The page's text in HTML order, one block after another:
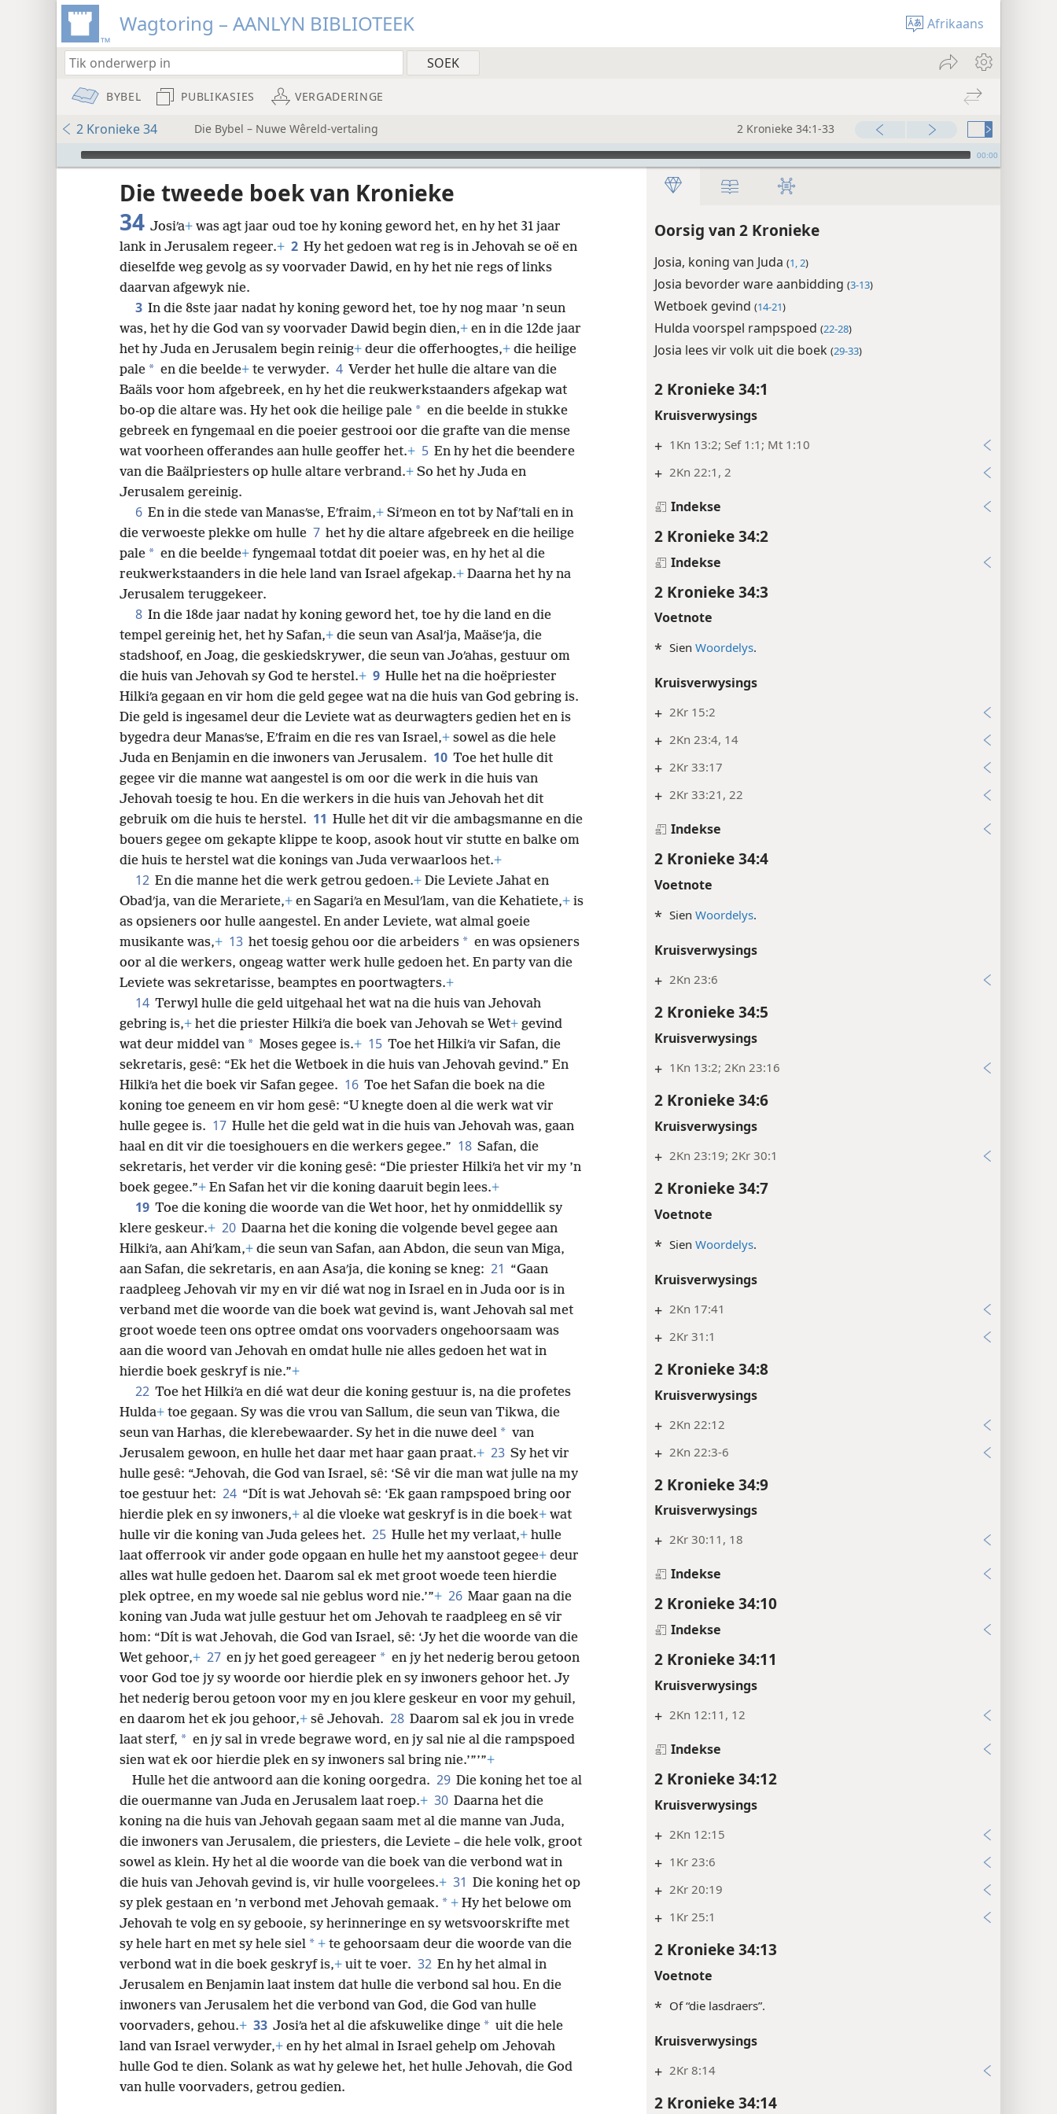
Wagtoring – AANLYN BIBLIOTEEK Afrikaans
BYBEL PUBLIKASIES VERGADERINGE
2 Kronieke 34 Die Bybel – Nuwe Wêreld-vertaling 2 Kronieke 34:1-33
Audio Player 00:00
Oorsig van 2 Kronieke
Josia, koning van Juda (1, 2)
Josia bevorder ware aanbidding (3-13)
Wetboek gevind (14-21)
Hulda voorspel rampspoed (22-28)
Josia lees vir volk uit die boek (29-33)
2 Kronieke 34:1
Kruisverwysings
+ 1Kn 13:2; Sef 1:1; Mt 1:10
+ 2Kn 22:1, 2
Indekse
2 Kronieke 34:2
Indekse
2 Kronieke 34:3
Voetnote
* SienWoordelys.
Kruisverwysings
+ 2Kr 15:2
+ 2Kn 23:4, 14
+ 2Kr 33:17
+ 2Kr 33:21, 22
Indekse
2 Kronieke 34:4
Voetnote
* SienWoordelys.
Kruisverwysings
+ 2Kn 23:6
2 Kronieke 34:5
Kruisverwysings
+ 1Kn 13:2; 2Kn 23:16
2 Kronieke 34:6
Kruisverwysings
+ 2Kn 23:19; 2Kr 30:1
2 Kronieke 34:7
Voetnote
* SienWoordelys.
Kruisverwysings
+ 2Kn 17:41
+ 2Kr 31:1
2 Kronieke 34:8
Kruisverwysings
+ 2Kn 22:12
+ 2Kn 22:3-6
2 Kronieke 34:9
Kruisverwysings
+ 2Kr 30:11, 18
Indekse
2 Kronieke 34:10
Indekse
2 Kronieke 34:11
Kruisverwysings
+ 2Kn 12:11, 12
Indekse
2 Kronieke 34:12
Kruisverwysings
+ 2Kn 12:15
+ 1Kr 23:6
+ 2Kr 20:19
+ 1Kr 25:1
2 Kronieke 34:13
Voetnote
* Of “die lasdraers”.
Kruisverwysings
+ 2Kr 8:14
2 Kronieke 34:14
Die tweede boek van Kronieke
34 Josiʹa+ was agt jaar oud toe hy koning geword het, en hy het 31 jaar
lank in Jerusalem regeer.+ 2 Hy het gedoen wat reg is in Jehovah se oë en
dieselfde weg gevolg as sy voorvader Dawid, en hy het nie regs of links
daarvan afgewyk nie.
3 In die 8ste jaar nadat hy koning geword het, toe hy nog maar ’n seun
was, het hy die God van sy voorvader Dawid begin dien,+ en in die 12de jaar
het hy Juda en Jerusalem begin reinig+ deur die offerhoogtes,+ die heilige
pale * en die beelde+ te verwyder. 4 Verder het hulle die altare van die
Baäls voor hom afgebreek, en hy het die reukwerkstaanders afgekap wat
bo-op die altare was. Hy het ook die heilige pale * en die beelde in stukke
gebreek en fyngemaal en die poeier gestrooi oor die grafte van die mense
wat voorheen offerandes aan hulle geoffer het.+ 5 En hy het die beendere
van die Baälpriesters op hulle altare verbrand.+ So het hy Juda en
Jerusalem gereinig.
6 En in die stede van Manasʹse, Eʹfraim,+ Siʹmeon en tot by Nafʹtali en in
die verwoeste plekke om hulle 7 het hy die altare afgebreek en die heilige
pale * en die beelde+ fyngemaal totdat dit poeier was, en hy het al die
reukwerkstaanders in die hele land van Israel afgekap.+ Daarna het hy na
Jerusalem teruggekeer.
8 In die 18de jaar nadat hy koning geword het, toe hy die land en die
tempel gereinig het, het hy Safan,+ die seun van Asalʹja, Maäseʹja, die
stadshoof, en Joag, die geskiedskrywer, die seun van Joʹahas, gestuur om
die huis van Jehovah sy God te herstel.+ 9 Hulle het na die hoëpriester
Hilkiʹa gegaan en vir hom die geld gegee wat na die huis van God gebring is.
Die geld is ingesamel deur die Leviete wat as deurwagters gedien het en is
bygedra deur Manasʹse, Eʹfraim en die res van Israel,+ sowel as die hele
Juda en Benjamin en die inwoners van Jerusalem. 10 Toe het hulle dit
gegee vir die manne wat aangestel is om oor die werk in die huis van
Jehovah toesig te hou. En die werkers in die huis van Jehovah het dit
gebruik om die huis te herstel. 11 Hulle het dit vir die ambagsmanne en die
bouers gegee om gekapte klippe te koop, asook hout vir stutte en balke om
die huis te herstel wat die konings van Juda verwaarloos het.+
12 En die manne het die werk getrou gedoen.+ Die Leviete Jahat en
Obadʹja, van die Merariete,+ en Sagariʹa en Mesulʹlam, van die Kehatiete,+ is
as opsieners oor hulle aangestel. En ander Leviete, wat almal goeie
musikante was,+ 13 het toesig gehou oor die arbeiders * en was opsieners
oor al die werkers, ongeag watter werk hulle gedoen het. En party van die
Leviete was sekretarisse, beamptes en poortwagters.+
14 Terwyl hulle die geld uitgehaal het wat na die huis van Jehovah
gebring is,+ het die priester Hilkiʹa die boek van Jehovah se Wet+ gevind
wat deur middel van * Moses gegee is.+ 15 Toe het Hilkiʹa vir Safan, die
sekretaris, gesê: “Ek het die Wetboek in die huis van Jehovah gevind.” En
Hilkiʹa het die boek vir Safan gegee. 16 Toe het Safan die boek na die
koning toe geneem en vir hom gesê: “U knegte doen al die werk wat vir
hulle gegee is. 17 Hulle het die geld wat in die huis van Jehovah was, gaan
haal en dit vir die toesighouers en die werkers gegee.” 18 Safan, die
sekretaris, het verder vir die koning gesê: “Die priester Hilkiʹa het vir my ’n
boek gegee.”+ En Safan het vir die koning daaruit begin lees.+
19 Toe die koning die woorde van die Wet hoor, het hy onmiddellik sy
klere geskeur.+ 20 Daarna het die koning die volgende bevel gegee aan
Hilkiʹa, aan Ahiʹkam,+ die seun van Safan, aan Abdon, die seun van Miga,
aan Safan, die sekretaris, en aan Asaʹja, die koning se kneg: 21 “Gaan
raadpleeg Jehovah vir my en vir dié wat nog in Israel en in Juda oor is in
verband met die woorde van die boek wat gevind is, want Jehovah sal met
groot woede teen ons optree omdat ons voorvaders ongehoorsaam was
aan die woord van Jehovah en omdat hulle nie alles gedoen het wat in
hierdie boek geskryf is nie.”+
22 Toe het Hilkiʹa en dié wat deur die koning gestuur is, na die profetes
Hulda+ toe gegaan. Sy was die vrou van Sallum, die seun van Tikwa, die
seun van Harhas, die klerebewaarder. Sy het in die nuwe deel * van
Jerusalem gewoon, en hulle het daar met haar gaan praat.+ 23 Sy het vir
hulle gesê: “Jehovah, die God van Israel, sê: ‘Sê vir die man wat julle na my
toe gestuur het: 24 “Dít is wat Jehovah sê: ‘Ek gaan rampspoed bring oor
hierdie plek en sy inwoners,+ al die vloeke wat geskryf is in die boek+ wat
hulle vir die koning van Juda gelees het. 25 Hulle het my verlaat,+ hulle
laat offerrook vir ander gode opgaan en hulle het my aanstoot gegee+ deur
alles wat hulle gedoen het. Daarom sal ek met groot woede teen hierdie
plek optree, en my woede sal nie geblus word nie.’”+ 26 Maar gaan na die
koning van Juda wat julle gestuur het om Jehovah te raadpleeg en sê vir
hom: “Dít is wat Jehovah, die God van Israel, sê: ‘Jy het die woorde van die
Wet gehoor,+ 27 en jy het goed gereageer * en jy het nederig berou getoon
voor God toe jy sy woorde oor hierdie plek en sy inwoners gehoor het. Jy
het nederig berou getoon voor my en jou klere geskeur en voor my gehuil,
en daarom het ek jou gehoor,+ sê Jehovah. 28 Daarom sal ek jou in vrede
laat sterf, * en jy sal in vrede begrawe word, en jy sal nie al die rampspoed
sien wat ek oor hierdie plek en sy inwoners sal bring nie.’”’”+
Hulle het die antwoord aan die koning oorgedra. 29 Die koning het toe al
die ouermanne van Juda en Jerusalem laat roep.+ 30 Daarna het die
koning na die huis van Jehovah gegaan saam met al die manne van Juda,
die inwoners van Jerusalem, die priesters, die Leviete – die hele volk, groot
sowel as klein. Hy het al die woorde van die boek van die verbond wat in
die huis van Jehovah gevind is, vir hulle voorgelees.+ 31 Die koning het op
sy plek gestaan en ’n verbond met Jehovah gemaak. * + Hy het belowe om
Jehovah te volg en sy gebooie, sy herinneringe en sy wetsvoorskrifte met
sy hele hart en met sy hele siel * + te gehoorsaam deur die woorde van die
verbond wat in die boek geskryf is,+ uit te voer. 32 En hy het almal in
Jerusalem en Benjamin laat instem dat hulle die verbond sal hou. En die
inwoners van Jerusalem het die verbond van God, die God van hulle
voorvaders, gehou.+ 33 Josiʹa het al die afskuwelike dinge * uit die hele
land van Israel verwyder,+ en hy het almal in Israel gehelp om Jehovah
hulle God te dien. Solank as wat hy gelewe het, het hulle Jehovah, die God
van hulle voorvaders, getrou gedien.